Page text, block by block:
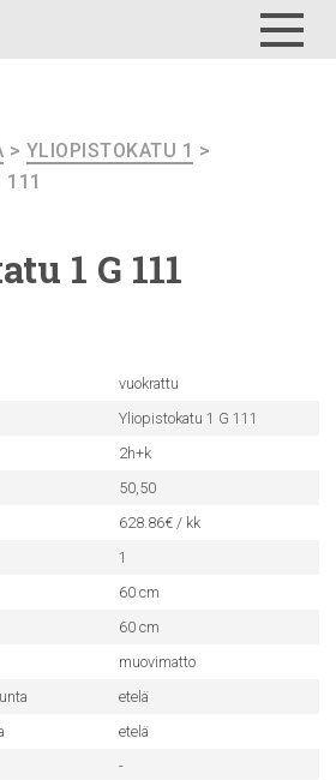
> YLIOPISTOKATU 1 >
111
1 G 111
vuokrattu
Yliopistokatu 1 G 111
2h+k
50,50
628.86€ / kk
1
60 cm
60 cm
muovimatto
etelä
etelä
-